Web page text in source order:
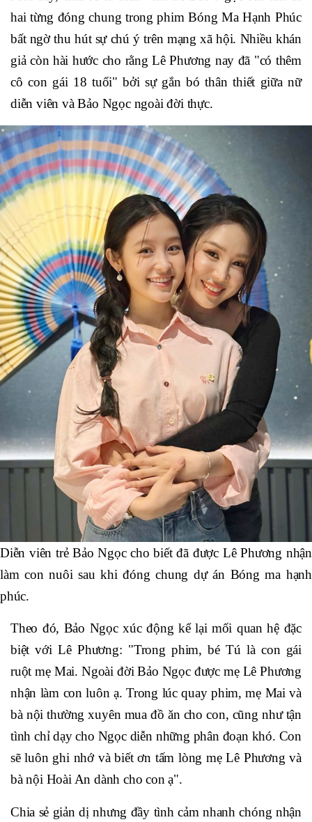
hai từng đóng chung trong phim Bóng Ma Hạnh Phúc
bất ngờ thu hút sự chú ý trên mạng xã hội. Nhiều khán
giả còn hài hước cho rằng Lê Phương nay đã "có thêm
cô con gái 18 tuổi" bởi sự gắn bó thân thiết giữa nữ
diễn viên và Bảo Ngọc ngoài đời thực.
Diễn viên trẻ Bảo Ngọc cho biết đã được Lê Phương nhận
làm con nuôi sau khi đóng chung dự án Bóng ma hạnh
phúc.
Theo đó, Bảo Ngọc xúc động kể lại mối quan hệ đặc
biệt với Lê Phương: "Trong phim, bé Tú là con gái
ruột mẹ Mai. Ngoài đời Bảo Ngọc được mẹ Lê Phương
nhận làm con luôn ạ. Trong lúc quay phim, mẹ Mai và
bà nội thường xuyên mua đồ ăn cho con, cũng như tận
tình chỉ dạy cho Ngọc diễn những phân đoạn khó. Con
sẽ luôn ghi nhớ và biết ơn tấm lòng mẹ Lê Phương và
bà nội Hoài An dành cho con ạ".
Chia sẻ giản dị nhưng đầy tình cảm nhanh chóng nhận